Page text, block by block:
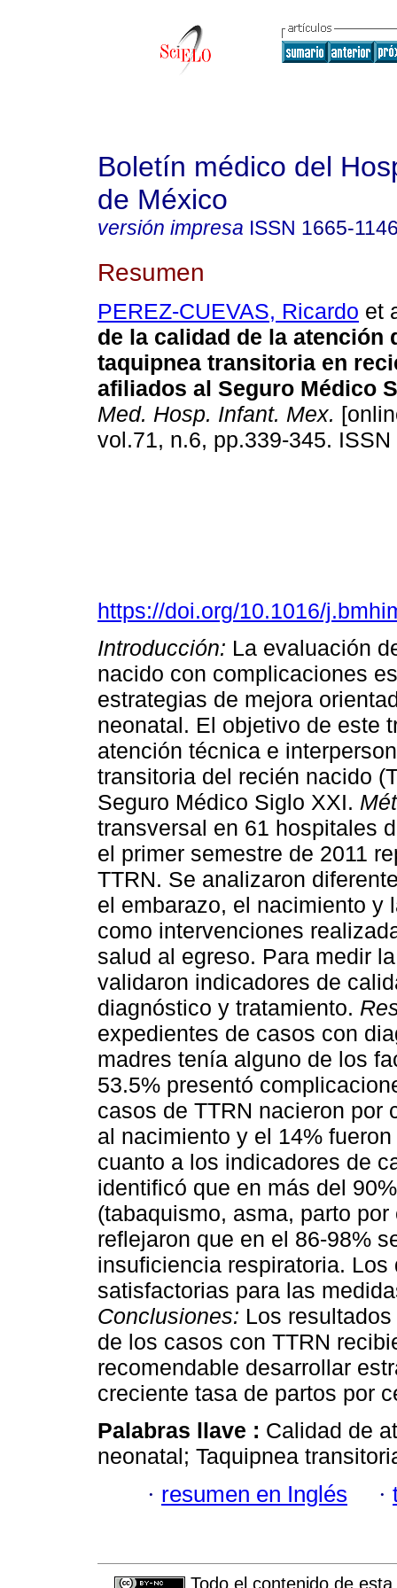
Boletín médico del
de México
versión impresa ISSN 1665-
Resumen
PEREZ-CUEVAS, Ricardo et
de la calidad de la atención
taquipnea transitoria en
afiliados al Seguro Médico
Med. Hosp. Infant. Mex.
vol.71, n.6, pp.339-345.
https://doi.org/10.1016/
Introducción: La evaluación
nacido con complicaciones
estrategias de mejora
neonatal. El objetivo de este
atención técnica e
transitoria del recién nacido
Seguro Médico Siglo XXI.
transversal en 61 hospitales
el primer semestre de 2011
TTRN. Se analizaron
el embarazo, el nacimiento y
como intervenciones
salud al egreso. Para medir
validaron indicadores de
diagnóstico y tratamiento.
expedientes de casos con
madres tenía alguno de los
53.5% presentó
casos de TTRN nacieron por
al nacimiento y el 14%
cuanto a los indicadores de
identificó que en más del
(tabaquismo, asma, parto
reflejaron que en el 86-98%
insuficiencia respiratoria.
satisfactorias para las
Conclusiones: Los
de los casos con TTRN
recomendable desarrollar
creciente tasa de partos por
Palabras llave : Calidad de
neonatal; Taquipnea
· resumen en Inglés ·
Todo el contenido de